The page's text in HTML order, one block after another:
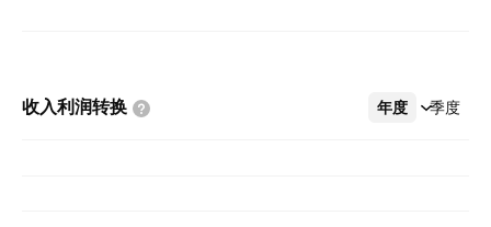
收入利润转换 年度 季度
更多